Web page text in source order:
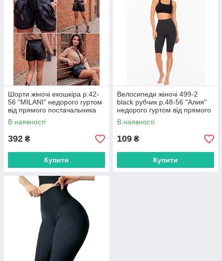
Шорти жіночі екошкіра р.42-
56 "MILANI" недорого гуртом
від прямого постачальника
В наявності
392 ₴
Купити
Велосипеди жіночі 499-2
black рубчик р.48-56 "Алия"
недорого гуртом від прямого
постачальника
В наявності
109 ₴
Купити